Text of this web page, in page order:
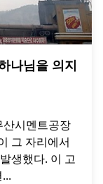
나님을 의지
산시멘트공장
그 자리에서
생했다. 이 고